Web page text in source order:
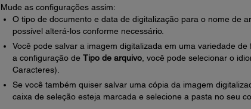
Mude as configurações assim:
O tipo de documento e data de digitalização para o nome de
possível alterá-los conforme necessário.
Você pode salvar a imagem digitalizada em uma variedade
a configuração de Tipo de arquivo, você pode selecionar o
Caracteres).
Se você também quiser salvar uma cópia da imagem
caixa de seleção esteja marcada e selecione a pasta no seu